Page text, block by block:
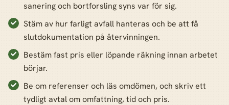
sanering och bortforsling syns var för sig.
Stäm av hur farligt avfall hanteras och be att få
slutdokumentation på återvinningen.
Bestäm fast pris eller löpande räkning innan arbetet
börjar.
Be om referenser och läs omdömen, och skriv ett
tydligt avtal om omfattning, tid och pris.